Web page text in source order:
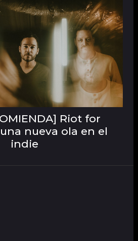
Riot for
nueva ola en el
indie